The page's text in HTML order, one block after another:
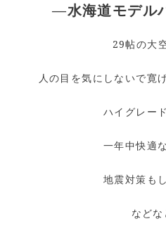
—水海道モデル
29帖の大
人の目を気にしないで寛
ハイグレー
一年中快適
地震対策も
など